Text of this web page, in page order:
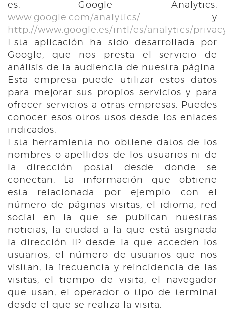
es: Google Analytics:
www.google.com/analytics/ y
http://www.google.es/intl/es/analytics/
Esta aplicación ha sido desarrollada por
Google, que nos presta el servicio de
análisis de la audiencia de nuestra página.
Esta empresa puede utilizar estos datos
para mejorar sus propios servicios y para
ofrecer servicios a otras empresas. Puedes
conocer esos otros usos desde los enlaces
indicados.
Esta herramienta no obtiene datos de los
nombres o apellidos de los usuarios ni de
la dirección postal desde donde se
conectan. La información que obtiene
esta relacionada por ejemplo con el
número de páginas visitas, el idioma, red
social en la que se publican nuestras
noticias, la ciudad a la que está asignada
la dirección IP desde la que acceden los
usuarios, el número de usuarios que nos
visitan, la frecuencia y reincidencia de las
visitas, el tiempo de visita, el navegador
que usan, el operador o tipo de terminal
desde el que se realiza la visita.